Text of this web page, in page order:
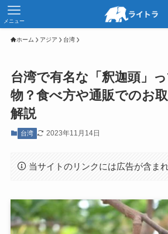
メニュー
ホーム アジア 台湾
台湾で有名な「釈迦頭」
物？食べ方や通販でのお
解説
台湾 2023年11月14日
当サイトのリンクには広告が含ま